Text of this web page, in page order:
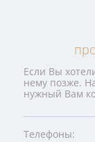
Если Вы
нему позже.
нужный Вам
Телефоны: